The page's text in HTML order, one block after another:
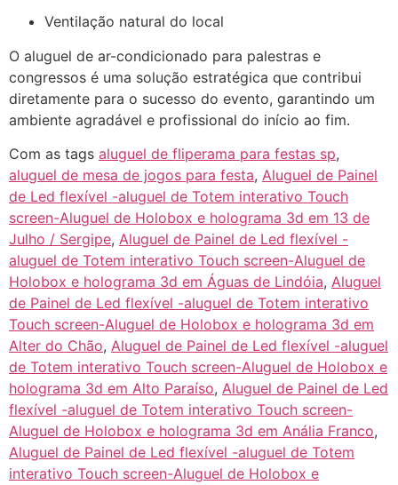
Ventilação natural do local
O aluguel de ar-condicionado para palestras e
congressos é uma solução estratégica que contribui
diretamente para o sucesso do evento, garantindo um
ambiente agradável e profissional do início ao fim.
Com as tags aluguel de fliperama para festas sp,
aluguel de mesa de jogos para festa, Aluguel de Painel
de Led flexível -aluguel de Totem interativo Touch
screen-Aluguel de Holobox e holograma 3d em 13 de
Julho / Sergipe, Aluguel de Painel de Led flexível -
aluguel de Totem interativo Touch screen-Aluguel de
Holobox e holograma 3d em Águas de Lindóia, Aluguel
de Painel de Led flexível -aluguel de Totem interativo
Touch screen-Aluguel de Holobox e holograma 3d em
Alter do Chão, Aluguel de Painel de Led flexível -aluguel
de Totem interativo Touch screen-Aluguel de Holobox e
holograma 3d em Alto Paraíso, Aluguel de Painel de Led
flexível -aluguel de Totem interativo Touch screen-
Aluguel de Holobox e holograma 3d em Anália Franco,
Aluguel de Painel de Led flexível -aluguel de Totem
interativo Touch screen-Aluguel de Holobox e